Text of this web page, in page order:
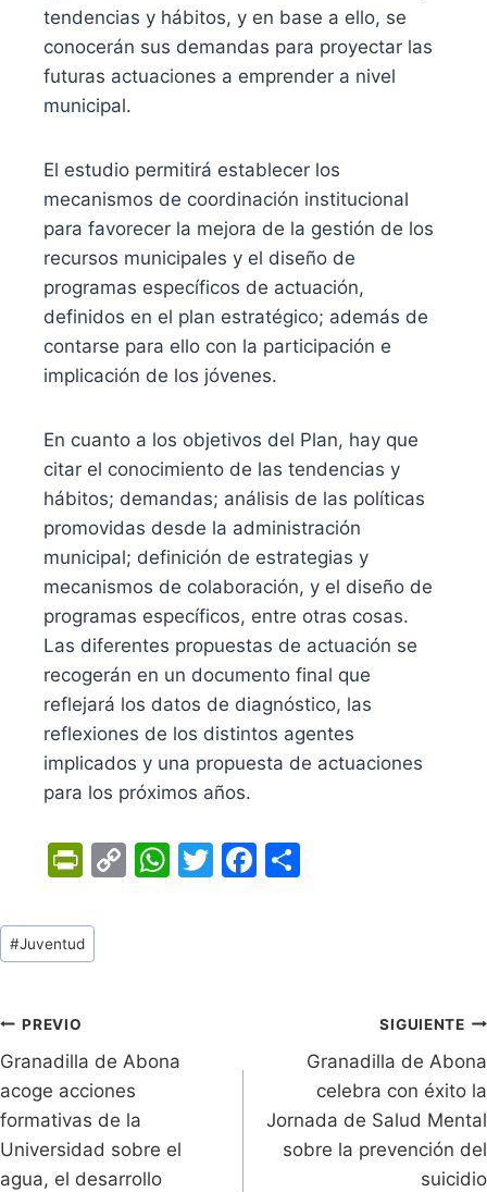
tendencias y hábitos, y en base a ello, se
conocerán sus demandas para proyectar las
futuras actuaciones a emprender a nivel
municipal.
El estudio permitirá establecer los
mecanismos de coordinación institucional
para favorecer la mejora de la gestión de los
recursos municipales y el diseño de
programas específicos de actuación,
definidos en el plan estratégico; además de
contarse para ello con la participación e
implicación de los jóvenes.
En cuanto a los objetivos del Plan, hay que
citar el conocimiento de las tendencias y
hábitos; demandas; análisis de las políticas
promovidas desde la administración
municipal; definición de estrategias y
mecanismos de colaboración, y el diseño de
programas específicos, entre otras cosas.
Las diferentes propuestas de actuación se
recogerán en un documento final que
reflejará los datos de diagnóstico, las
reflexiones de los distintos agentes
implicados y una propuesta de actuaciones
para los próximos años.
Pr
tF
ri
dl
y
C
k
W
p
T
F
k
Tags
de
#Juventud
Navegación
de
entradas
PREVIO
Granadilla de Abona
acoge acciones
formativas de la
Universidad sobre el
agua, el desarrollo
SIGUIENTE
Granadilla de Abona
celebra con éxito la
Jornada de Salud Mental
sobre la prevención del
suicidio